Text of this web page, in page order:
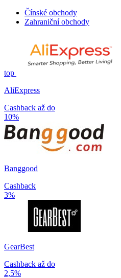
Čínské obchody
Zahraniční obchody
top
AliExpress
Cashback až do
10%
Banggood
Cashback
3%
GearBest
Cashback až do
2,5%